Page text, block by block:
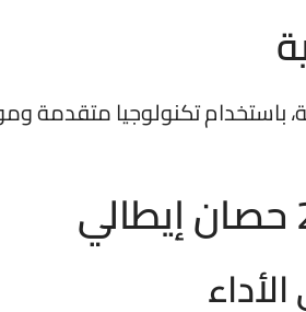
باستخدام تكنولوجيا متقدمة